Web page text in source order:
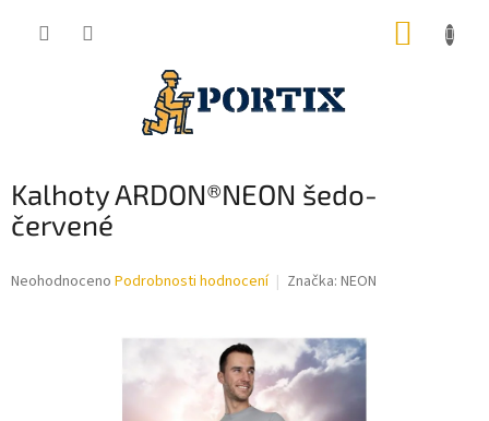
Kalhoty ARDON®NEON šedo-
červené
Průměrné
Neohodnoceno Podrobnosti hodnocení Značka: NEON